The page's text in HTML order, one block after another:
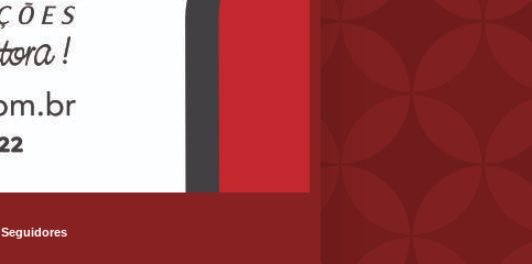
Seguidores